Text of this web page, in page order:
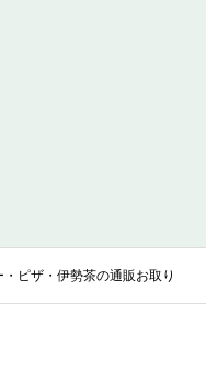
ピザ・伊勢茶の通販お取り